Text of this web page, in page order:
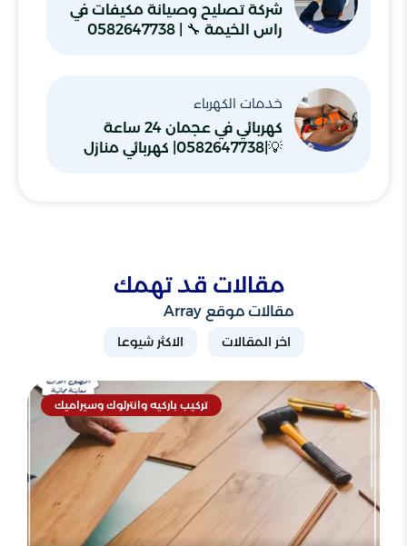
شركة تصليح وصيانة مكيفات في
راس الخيمة 🔧 | 0582647738
خدمات الكهرباء
كهربائي في عجمان 24 ساعة
💡|0582647738| كهربائي منازل
مقالات قد تهمك
مقالات موقع Array
اخر المقالات الاكثر شيوعا
تركيب باركيه وانترلوك وسيراميك